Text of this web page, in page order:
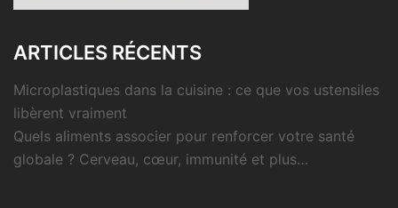
ARTICLES RÉCENTS
Microplastiques dans la cuisine : ce que vos ustensiles
libèrent vraiment
Quels aliments associer pour renforcer votre santé
globale ? Cerveau, cœur, immunité et plus…